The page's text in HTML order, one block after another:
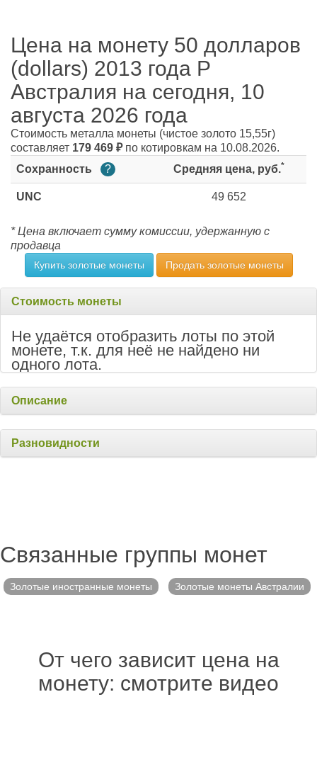
Цена на монету 50 долларов
(dollars) 2013 года P
Австралия на сегодня, 10
августа 2026 года
Стоимость металла монеты (чистое золото 15,55г)
составляет 179 469 ₽по котировкам на 10.08.2026.
Сохранность
? Средняя цена, руб.*
UNC 49 652
* Цена включает сумму комиссии, удержанную с
продавца
Купить золотые монеты Продать золотые монеты
Стоимость монеты
Не удаётся отобразить лоты по этой
монете, т.к. для неё не найдено ни
одного лота.
Описание
Разновидности
Связанные группы монет
Золотые иностранные монеты Золотые монеты Австралии
От чего зависит цена на
монету: смотрите видео